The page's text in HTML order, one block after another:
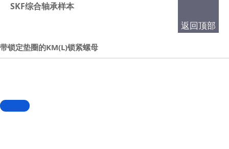
返回顶部
SKF综合轴承样本
带锁定垫圈的KM(L)锁紧螺母